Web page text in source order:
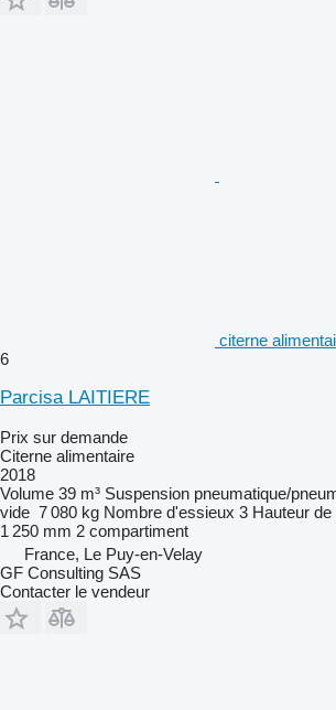
citerne
6
Parcisa LAITIERE
Prix sur demande
Citerne alimentaire
2018
Volume 39 m³ Suspension pneumatique/
vide 7 080 kg Nombre d'essieux 3 Hauteur
1 250 mm 2 compartiment
France, Le Puy-en-Velay
GF Consulting SAS
Contacter le vendeur